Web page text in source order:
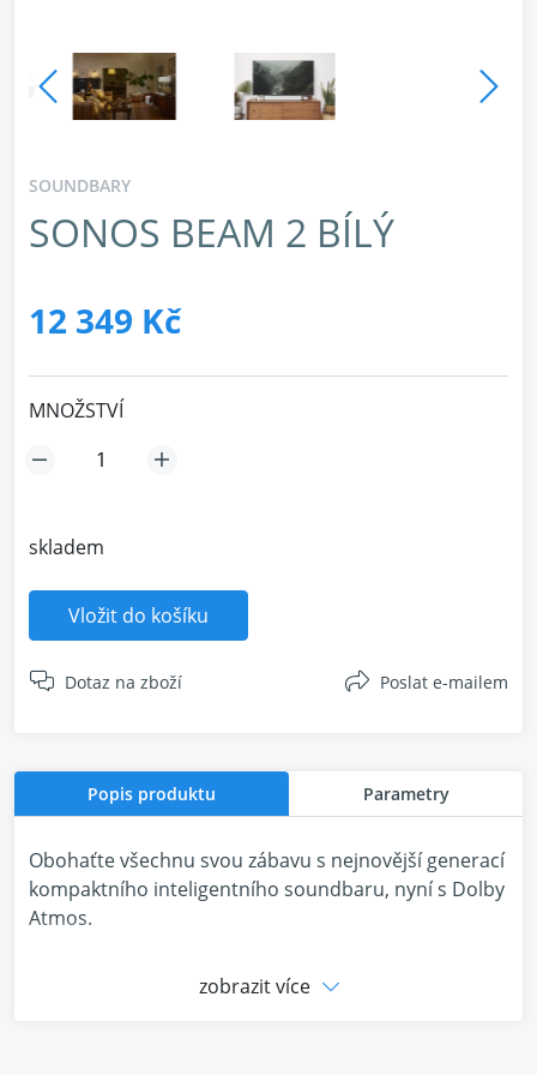
SOUNDBARY
SONOS BEAM 2 BÍLÝ
12 349 Kč
MNOŽSTVÍ
skladem
Vložit do košíku
Dotaz na zboží Poslat e-mailem
Popis produktu Parametry
Obohaťte všechnu svou zábavu s nejnovější generací
kompaktního inteligentního soundbaru, nyní s Dolby
Atmos.
Vychutnejte si panoramatický zvuk a křišťálově čistý
zobrazit více